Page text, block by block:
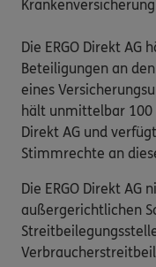
Krankenversicherung
Die ERGO Direkt
Beteiligungen an
eines
hält unmittelbar 100
Direkt AG und
Stimmrechte an
Die ERGO Direkt
außergerichtlichen